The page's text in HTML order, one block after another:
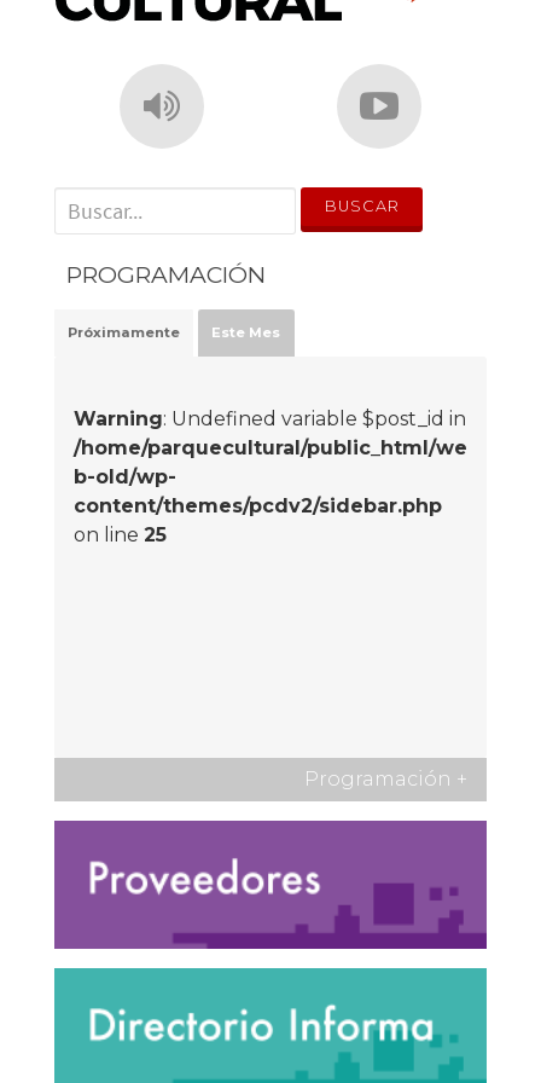
' . __('Search for:') . '
PROGRAMACIÓN
Próximamente Este Mes
Warning: Undefined variable $post_id in
/home/parquecultural/public_html/we
b-old/wp-
content/themes/pcdv2/sidebar.php
on line 25
Programación +